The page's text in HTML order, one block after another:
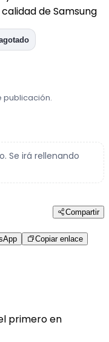
de Samsung
publicación.
Se irá rellenando
Compartir
Copiar enlace
primero en